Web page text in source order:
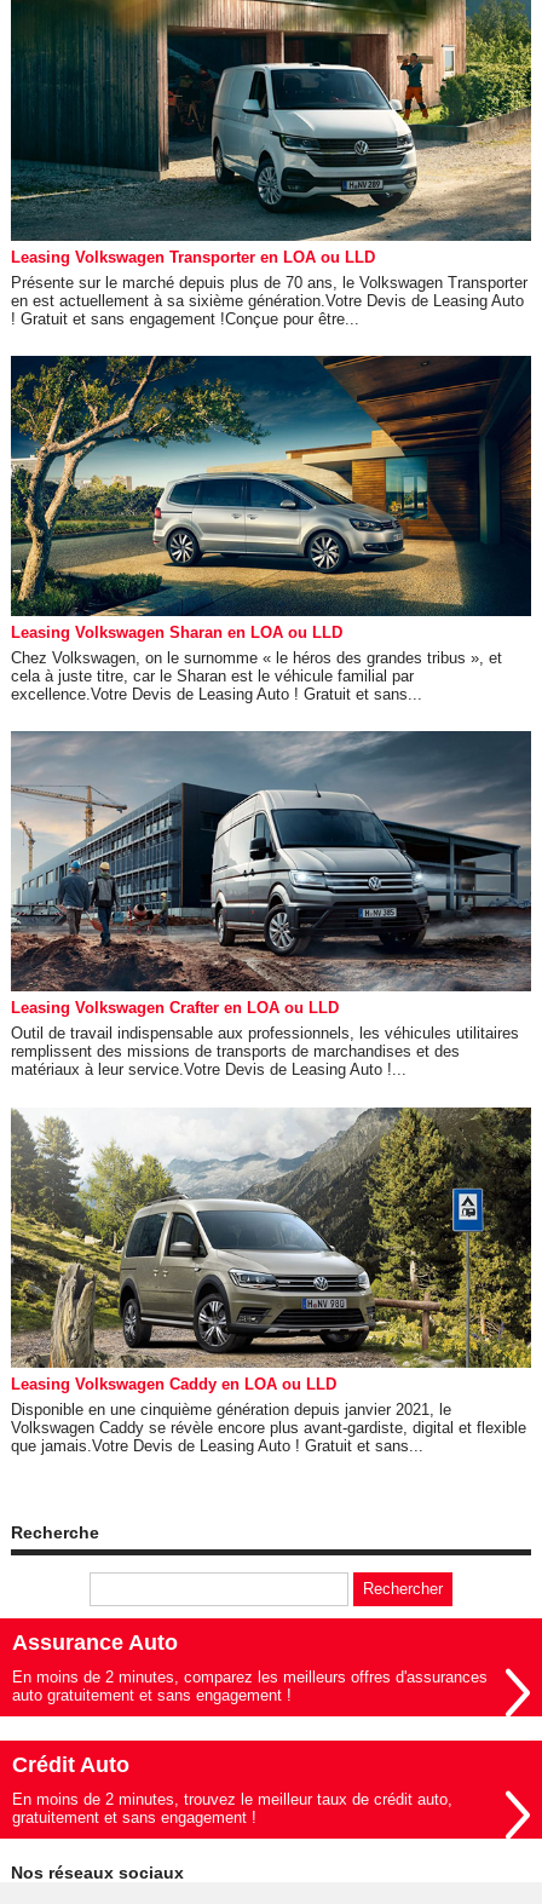
Leasing Volkswagen Transporter en LOA ou LLD
Présente sur le marché depuis plus de 70 ans, le Volkswagen Transporter
en est actuellement à sa sixième génération.Votre Devis de Leasing Auto
! Gratuit et sans engagement !Conçue pour être...
Leasing Volkswagen Sharan en LOA ou LLD
Chez Volkswagen, on le surnomme « le héros des grandes tribus », et
cela à juste titre, car le Sharan est le véhicule familial par
excellence.Votre Devis de Leasing Auto ! Gratuit et sans...
Leasing Volkswagen Crafter en LOA ou LLD
Outil de travail indispensable aux professionnels, les véhicules utilitaires
remplissent des missions de transports de marchandises et des
matériaux à leur service.Votre Devis de Leasing Auto !...
Leasing Volkswagen Caddy en LOA ou LLD
Disponible en une cinquième génération depuis janvier 2021, le
Volkswagen Caddy se révèle encore plus avant-gardiste, digital et flexible
que jamais.Votre Devis de Leasing Auto ! Gratuit et sans...
Recherche
Assurance Auto
En moins de 2 minutes, comparez les meilleurs offres d'assurances
auto gratuitement et sans engagement !
Crédit Auto
En moins de 2 minutes, trouvez le meilleur taux de crédit auto,
gratuitement et sans engagement !
Nos réseaux sociaux